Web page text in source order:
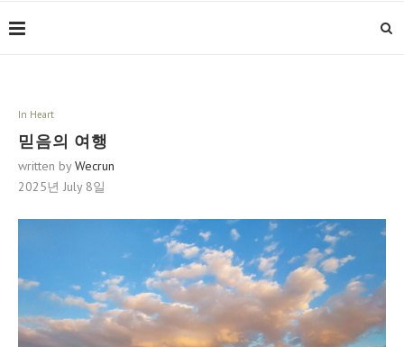
In Heart
믿음의 여행
written byWecrun
2025년 July 8일